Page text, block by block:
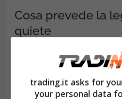
Cosa prevede la
quiete
trading.it asks for
your personal data